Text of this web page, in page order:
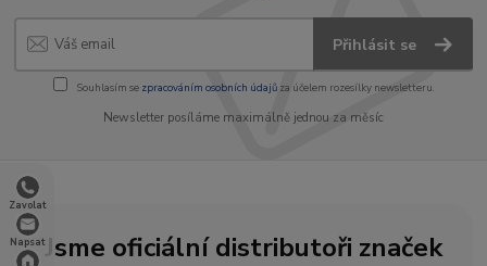
Zavolat
Napsat
Přihlásit se
Souhlasím se zpracováním osobních údajůza účelem rozesílky newsletteru.
Newsletter posíláme maximálně jednou za měsíc
Jsme oficiální distributoři značek